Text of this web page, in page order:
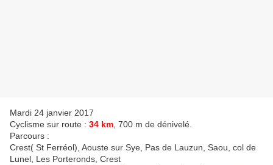
Mardi 24 janvier 2017
Cyclisme sur route : 34 km , 700 m de dénivelé.
Parcours :
Crest( St Ferréol), Aouste sur Sye, Pas de Lauzun, Saou, col de
Lunel, Les Porteronds, Crest